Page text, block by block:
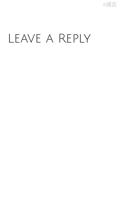
#感言
Leave a Reply